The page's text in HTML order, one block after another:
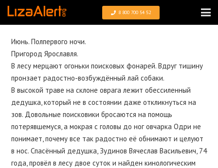
8 800 700 54 52
Июнь. Полпервого ночи.
Пригород Ярославля.
В лесу мерцают огоньки поисковых фонарей. Вдруг тишину
пронзает радостно-возбуждённый лай собаки.
В высокой траве на склоне оврага лежит обессиленный
дедушка, который не в состоянии даже откликнуться на
зов. Довольные поисковики бросаются на помощь
потерявшемуся, а мокрая с головы до ног овчарка Одри не
понимает, почему все так радостно её обнимают и целуют
в нос. Спасённый дедушка, Зудинов Вячеслав Васильевич, 74
года, провёл в лесу двое суток и найден кинологическим